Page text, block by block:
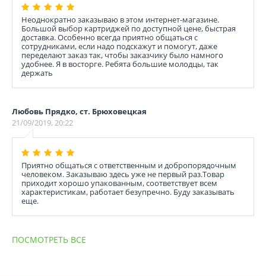
Неоднократно заказываю в этом интернет-магазине.
Большой выбор картриджей по доступной цене, быстрая
доставка. Особенно всегда приятно общаться с
сотрудниками, если надо подскажут и помогут, даже
переделают заказ так, чтобы заказчику было намного
удобнее. Я в восторге. Ребята большие молодцы, так
держать
Любовь Прядко, ст. Брюховецкая
21/09/2019, 20:22
Приятно общаться с ответственным и добропорядочным
человеком. Заказываю здесь уже не первый раз.Товар
приходит хорошо упакованным, соответствует всем
характеристикам, работает безупречно. Буду заказывать
еще.
ПОСМОТРЕТЬ ВСЕ